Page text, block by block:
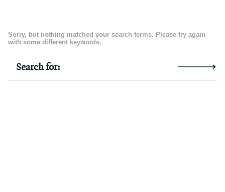
Sorry, but nothing matched your search terms. Please try again
with some different keywords.